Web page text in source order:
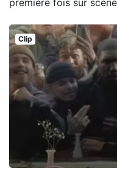
Clip